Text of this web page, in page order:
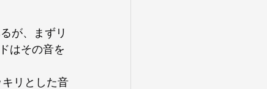
が、まずリ
はその音を
リとした音